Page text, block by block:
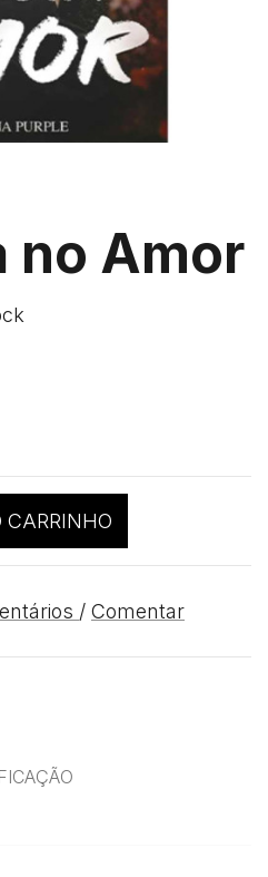
no Amor
CARRINHO
/ Comentar